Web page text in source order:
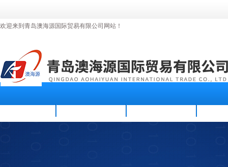
欢迎来到青岛澳海源国际贸易有限公司网站！